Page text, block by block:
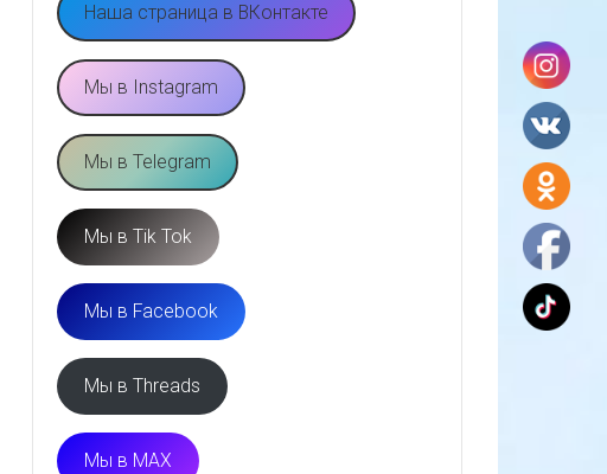
Наша страница в ВКонтакте
Мы в Instagram
Мы в Telegram
Мы в Tik Tok
Мы в Facebook
Мы в Threads
Мы в MAX